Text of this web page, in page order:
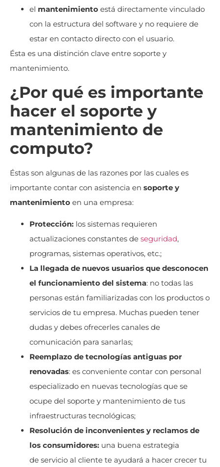
el mantenimiento está directamente vinculado
con la estructura del software y no requiere de
estar en contacto directo con el usuario.
Ésta es una distinción clave entre soporte y
mantenimiento.
¿Por qué es importante
hacer el soporte y
mantenimiento de
computo?
Éstas son algunas de las razones por las cuales es
importante contar con asistencia en soporte y
mantenimiento en una empresa:
Protección: los sistemas requieren
actualizaciones constantes de seguridad,
programas, sistemas operativos, etc.;
La llegada de nuevos usuarios que desconocen
el funcionamiento del sistema: no todas las
personas están familiarizadas con los productos o
servicios de tu empresa. Muchas pueden tener
dudas y debes ofrecerles canales de
comunicación para sanarlas;
Reemplazo de tecnologías antiguas por
renovadas: es conveniente contar con personal
especializado en nuevas tecnologías que se
ocupe del soporte y mantenimiento de tus
infraestructuras tecnológicas;
Resolución de inconvenientes y reclamos de
los consumidores: una buena estrategia
de servicio al cliente te ayudará a hacer crecer tu